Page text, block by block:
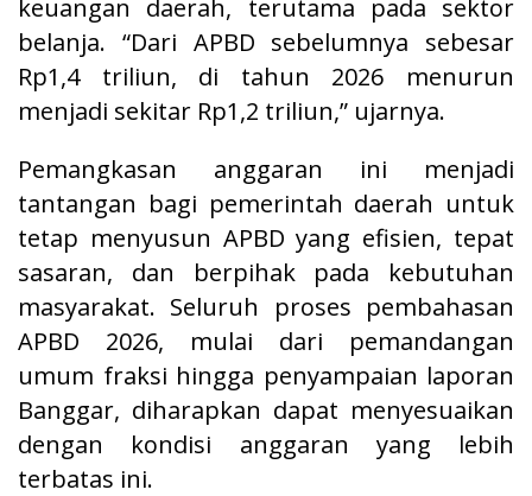
keuangan daerah, terutama pada sektor
belanja. “Dari APBD sebelumnya sebesar
Rp1,4 triliun, di tahun 2026 menurun
menjadi sekitar Rp1,2 triliun,” ujarnya.
Pemangkasan anggaran ini menjadi
tantangan bagi pemerintah daerah untuk
tetap menyusun APBD yang efisien, tepat
sasaran, dan berpihak pada kebutuhan
masyarakat. Seluruh proses pembahasan
APBD 2026, mulai dari pemandangan
umum fraksi hingga penyampaian laporan
Banggar, diharapkan dapat menyesuaikan
dengan kondisi anggaran yang lebih
terbatas ini.